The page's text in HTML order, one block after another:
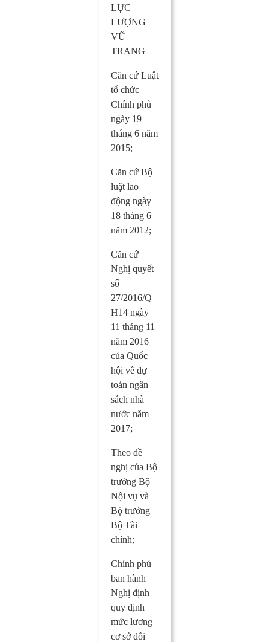
LỰC
LƯỢNG
VŨ
TRANG
Căn cứ Luật
tổ chức
Chính phủ
ngày 19
tháng 6 năm
2015;
Căn cứ Bộ
luật lao
động ngày
18 tháng 6
năm 2012;
Căn cứ
Nghị quyết
số
27/2016/Q
H14 ngày
11 tháng 11
năm 2016
của Quốc
hội về dự
toán ngân
sách nhà
nước năm
2017;
Theo đề
nghị của Bộ
trưởng Bộ
Nội vụ và
Bộ trưởng
Bộ Tài
chính;
Chính phủ
ban hành
Nghị định
quy định
mức lương
cơ sở đối